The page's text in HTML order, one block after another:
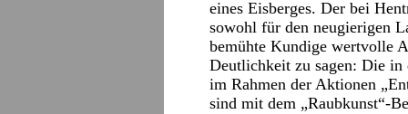
eines Eisberges. Der bei
sowohl für den neugierigen
bemühte Kundige wertvolle
Deutlichkeit zu sagen: Die
im Rahmen der Aktionen
sind mit dem „Raubkunst“-